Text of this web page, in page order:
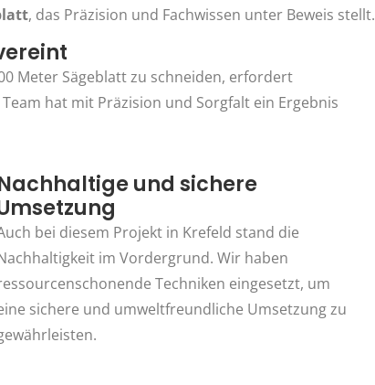
, das Präzision und Fachwissen unter Beweis stellt.
Meter Sägeblatt zu schneiden, erfordert
hat mit Präzision und Sorgfalt ein Ergebnis
und sichere
bei diesem Projekt in Krefeld stand die
im Vordergrund. Wir haben
Techniken eingesetzt, um
sichere und umweltfreundliche Umsetzung zu